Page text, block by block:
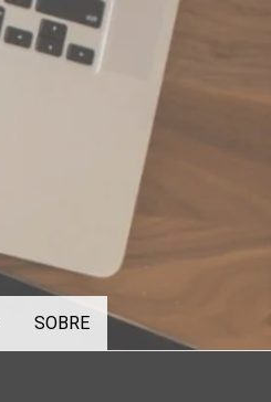
SOBRE